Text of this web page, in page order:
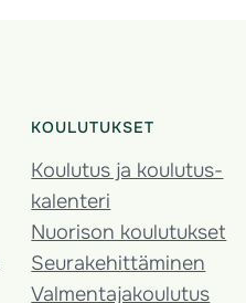
KOULUTUKSET
Koulutus ja koulutus­
kalenteri
Nuorison koulutukset
Seura­kehittäminen
Valmentaja­koulutus